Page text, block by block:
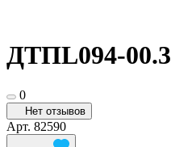
ДТПL094-
0
Нет отзывов
Арт. 82590